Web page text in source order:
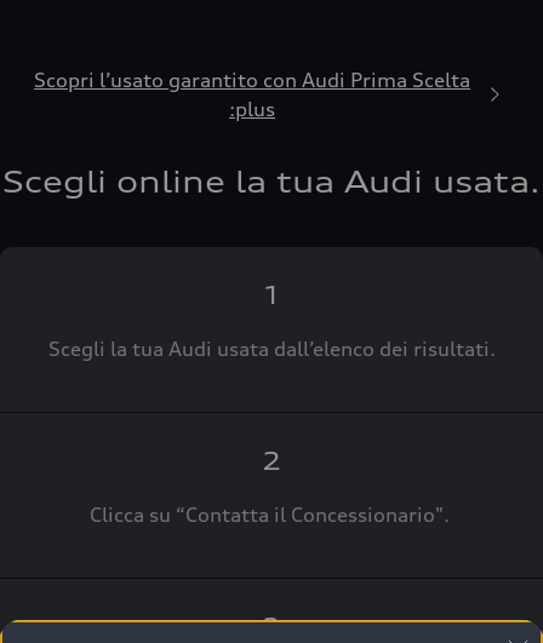
Scopri l’usato garantito con Audi Prima Scelta
:plus
Scegli online la tua Audi usata.
1
Scegli la tua Audi usata dall’elenco dei risultati.
2
Clicca su “Contatta il Concessionario".
3